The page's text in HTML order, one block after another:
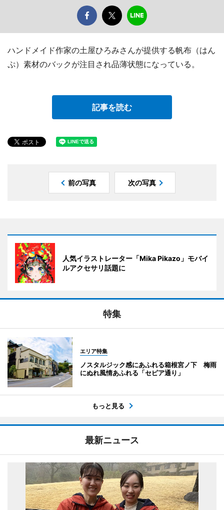
ハンドメイド作家の土屋ひろみさんが提供する帆布（はん
ぷ）素材のバックが注目され品薄状態になっている。
記事を読む
前の写真 次の写真
人気イラストレーター「Mika Pikazo」モバイ
ルアクセサリ話題に
特集
エリア特集
ノスタルジック感にあふれる箱根宮ノ下 梅雨
にぬれ風情あふれる「セピア通り」
もっと見る
最新ニュース